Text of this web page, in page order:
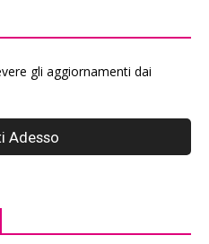
gli aggiornamenti dai